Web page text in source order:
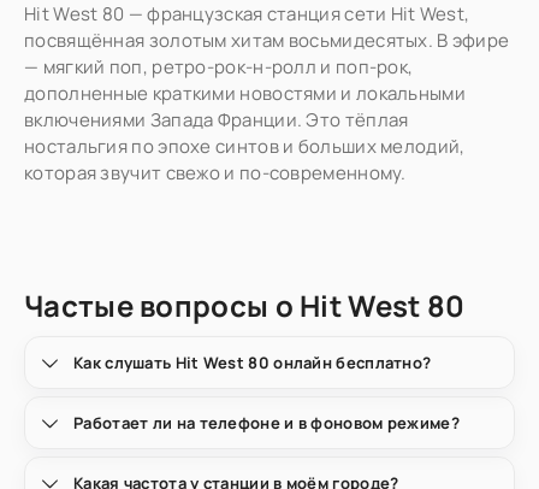
Hit West 80 — французская станция сети Hit West,
посвящённая золотым хитам восьмидесятых. В эфире
— мягкий поп, ретро-рок-н-ролл и поп-рок,
дополненные краткими новостями и локальными
включениями Запада Франции. Это тёплая
ностальгия по эпохе синтов и больших мелодий,
которая звучит свежо и по-современному.
Частые вопросы о Hit West 80
Как слушать Hit West 80 онлайн бесплатно?
Работает ли на телефоне и в фоновом режиме?
Какая частота у станции в моём городе?